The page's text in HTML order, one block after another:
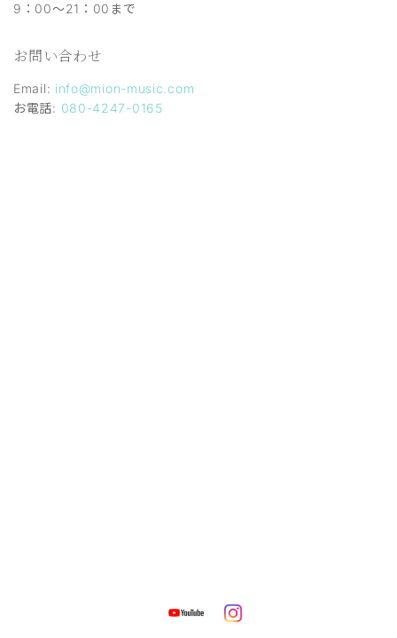
9：00～21：00まで
お問い合わせ
Email: info@mion-music.com
お電話: 080-4247-0165